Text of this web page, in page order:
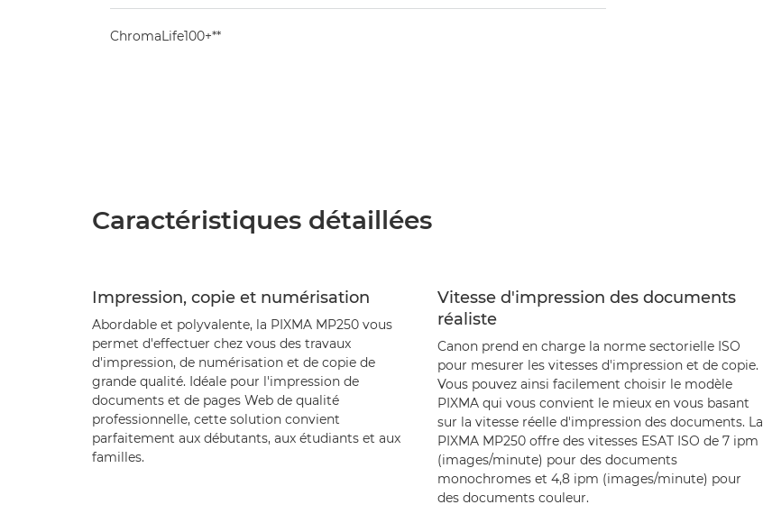
ChromaLife100+**
Caractéristiques détaillées
Impression, copie et numérisation
Abordable et polyvalente, la PIXMA MP250 vous
permet d'effectuer chez vous des travaux
d'impression, de numérisation et de copie de
grande qualité. Idéale pour l'impression de
documents et de pages Web de qualité
professionnelle, cette solution convient
parfaitement aux débutants, aux étudiants et aux
familles.
Vitesse d'impression des documents
réaliste
Canon prend en charge la norme sectorielle ISO
pour mesurer les vitesses d'impression et de copie.
Vous pouvez ainsi facilement choisir le modèle
PIXMA qui vous convient le mieux en vous basant
sur la vitesse réelle d'impression des documents. La
PIXMA MP250 offre des vitesses ESAT ISO de 7 ipm
(images/minute) pour des documents
monochromes et 4,8 ipm (images/minute) pour
des documents couleur.